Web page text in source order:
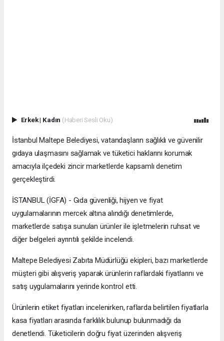
Erkek| Kadın (Haberi Sesli Oku)
İstanbul Maltepe Belediyesi, vatandaşların sağlıklı ve güvenilir
gıdaya ulaşmasını sağlamak ve tüketici haklarını korumak
amacıyla ilçedeki zincir marketlerde kapsamlı denetim
gerçekleştirdi.
İSTANBUL (İGFA) - Gıda güvenliği, hijyen ve fiyat
uygulamalarının mercek altına alındığı denetimlerde,
marketlerde satışa sunulan ürünler ile işletmelerin ruhsat ve
diğer belgeleri ayrıntılı şekilde incelendi.
Maltepe Belediyesi Zabıta Müdürlüğü ekipleri, bazı marketlerde
müşteri gibi alışveriş yaparak ürünlerin raflardaki fiyatlarını ve
satış uygulamalarını yerinde kontrol etti.
Ürünlerin etiket fiyatları incelenirken, raflarda belirtilen fiyatlarla
kasa fiyatları arasında farklılık bulunup bulunmadığı da
denetlendi. Tüketicilerin doğru fiyat üzerinden alışveriş